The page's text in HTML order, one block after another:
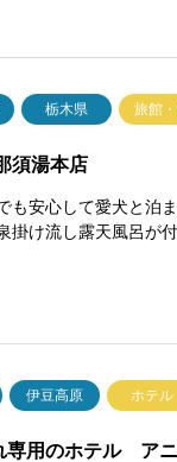
栃木県 旅館
須湯本店
も安心して愛犬と泊
掛け流し露天風呂が
伊豆高原 ホテル
専用のホテル ア